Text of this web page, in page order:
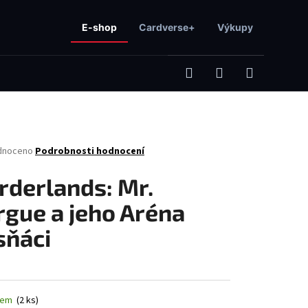
E-shop Cardverse+ Výkupy
Podrobnosti hodnocení
Mr.
a jeho Aréna
(2 ks)